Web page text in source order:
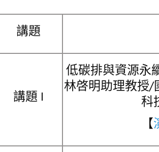
講題
講題 I
低碳排與資源永
林啓明助理教授/
科
【